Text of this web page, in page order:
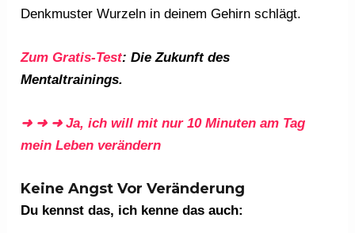
Denkmuster Wurzeln in deinem Gehirn schlägt.
Zum Gratis-Test: Die Zukunft des
Mentaltrainings.
➜ ➜ ➜ Ja, ich will mit nur 10 Minuten am Tag
mein Leben verändern
Keine Angst Vor Veränderung
Du kennst das, ich kenne das auch: